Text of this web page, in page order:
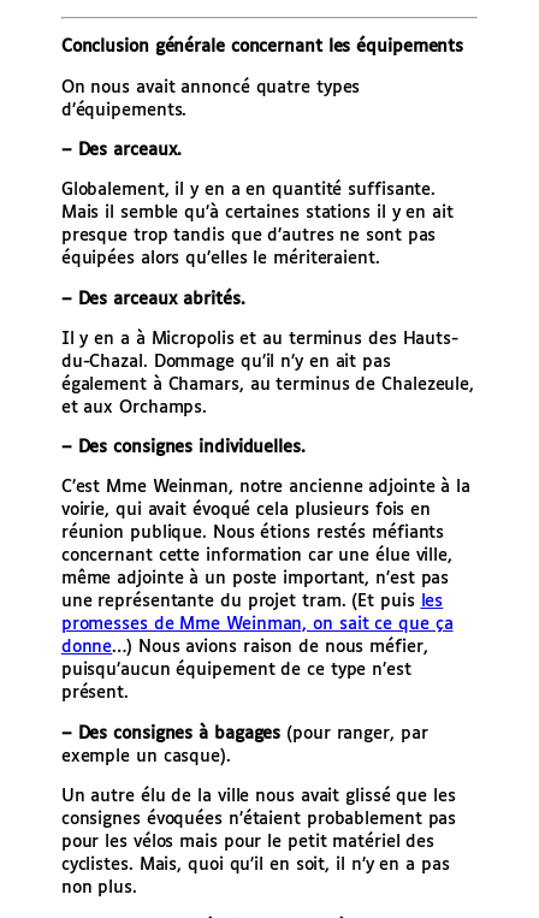
Conclusion générale concernant les équipements
On nous avait annoncé quatre types
d’équipements.
– Des arceaux.
Globalement, il y en a en quantité suffisante.
Mais il semble qu’à certaines stations il y en ait
presque trop tandis que d’autres ne sont pas
équipées alors qu’elles le mériteraient.
– Des arceaux abrités.
Il y en a à Micropolis et au terminus des Hauts-
du-Chazal. Dommage qu’il n’y en ait pas
également à Chamars, au terminus de Chalezeule,
et aux Orchamps.
– Des consignes individuelles.
C’est Mme Weinman, notre ancienne adjointe à la
voirie, qui avait évoqué cela plusieurs fois en
réunion publique. Nous étions restés méfiants
concernant cette information car une élue ville,
même adjointe à un poste important, n’est pas
une représentante du projet tram. (Et puis les
promesses de Mme Weinman, on sait ce que ça
donne…) Nous avions raison de nous méfier,
puisqu’aucun équipement de ce type n’est
présent.
– Des consignes à bagages (pour ranger, par
exemple un casque).
Un autre élu de la ville nous avait glissé que les
consignes évoquées n’étaient probablement pas
pour les vélos mais pour le petit matériel des
cyclistes. Mais, quoi qu’il en soit, il n’y en a pas
non plus.